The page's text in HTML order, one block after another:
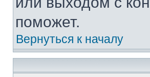
поможет.
Вернуться к началу